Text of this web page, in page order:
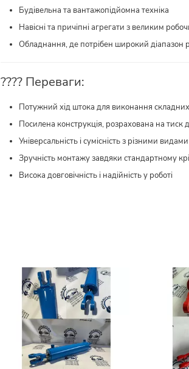
Будівельна та вантажопідйомна техніка
Навісні та причіпні агрегати з великим
Обладнання, де потрібен широкий діапазон
???? Переваги:
Потужний хід штока для виконання
Посилена конструкція, розрахована на тиск
Універсальність і сумісність з різними
Зручність монтажу завдяки стандартному
Висока довговічність і надійність у роботі